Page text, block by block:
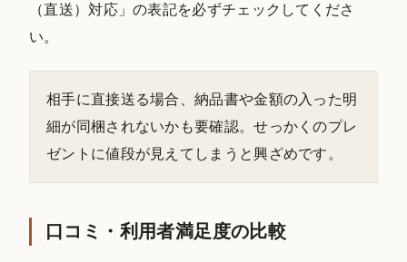
（直送）対応」の表記を必ずチェックしてくださ
い。
相手に直接送る場合、納品書や金額の入った明
細が同梱されないかも要確認。せっかくのプレ
ゼントに値段が見えてしまうと興ざめです。
口コミ・利用者満足度の比較